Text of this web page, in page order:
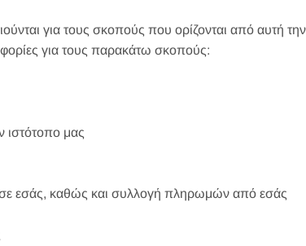
για τους σκοπούς που ορίζονται από αυτή την
για τους παρακάτω σκοπούς:
ιστότοπο μας
εσάς, καθώς και συλλογή πληρωμών από εσάς